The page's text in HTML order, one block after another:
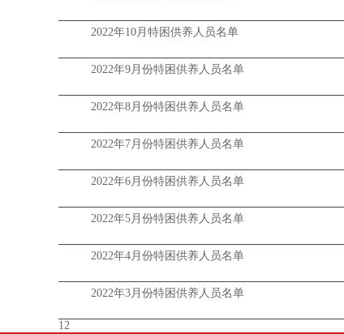
2022年10月特困供养人员名单
2022年9月份特困供养人员名单
2022年8月份特困供养人员名单
2022年7月份特困供养人员名单
2022年6月份特困供养人员名单
2022年5月份特困供养人员名单
2022年4月份特困供养人员名单
2022年3月份特困供养人员名单
12